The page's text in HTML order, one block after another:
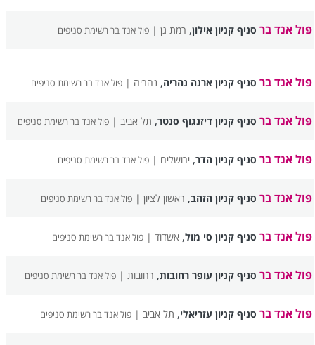
פול אנד בר סניף קניון אילון, רמת גן |פול אנד בר רשימת סניפים
פול אנד בר סניף קניון ארנה נהריה, נהריה |פול אנד בר רשימת סניפים
פול אנד בר סניף קניון דיזנגוף סנטר, תל אביב |פול אנד בר רשימת סניפים
פול אנד בר סניף קניון הדר, ירושלים |פול אנד בר רשימת סניפים
פול אנד בר סניף קניון הזהב, ראשון לציון |פול אנד בר רשימת סניפים
פול אנד בר סניף קניון סי מול, אשדוד |פול אנד בר רשימת סניפים
פול אנד בר סניף קניון עופר רחובות, רחובות |פול אנד בר רשימת סניפים
פול אנד בר סניף קניון עזריאלי, תל אביב |פול אנד בר רשימת סניפים